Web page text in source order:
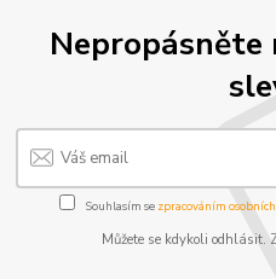
Nepropásněte
Souhlasím se zpracováním
Můžete se kdykoli